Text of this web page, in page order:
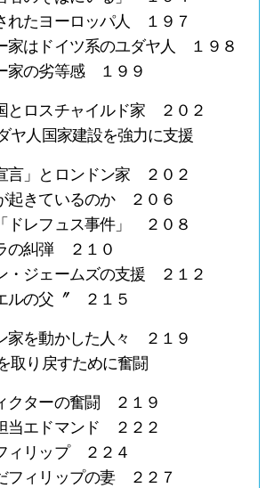
れたヨーロッパ人 １９７
家はドイツ系のユダヤ人 １９８
家の劣等感 １９９
とロスチャイルド家 ２０２
ヤ人国家建設を強力に支援
言」とロンドン家 ２０２
起きているのか ２０６
ドレフュス事件」 ２０８
の糾弾 ２１０
・ジェームズの支援 ２１２
ルの父〞 ２１５
家を動かした人々 ２１９
取り戻すために奮闘
クターの奮闘 ２１９
当エドマンド ２２２
ィリップ ２２４
フィリップの妻 ２２７